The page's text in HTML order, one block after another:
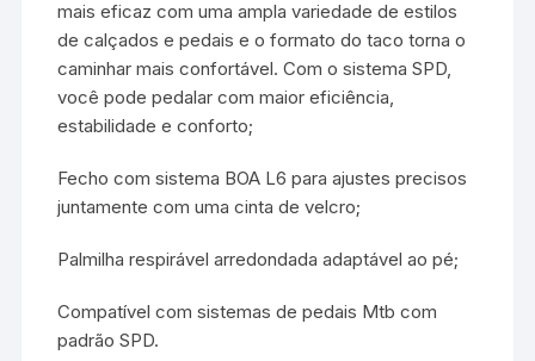
mais eficaz com uma ampla variedade de estilos
de calçados e pedais e o formato do taco torna o
caminhar mais confortável. Com o sistema SPD,
você pode pedalar com maior eficiência,
estabilidade e conforto;
Fecho com sistema BOA L6 para ajustes precisos
juntamente com uma cinta de velcro;
Palmilha respirável arredondada adaptável ao pé;
Compatível com sistemas de pedais Mtb com
padrão SPD.